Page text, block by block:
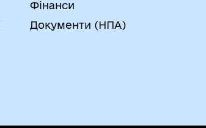
Фінанси
Документи (НПА)